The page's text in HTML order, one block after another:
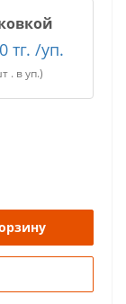
тг. /уп.
. в уп.)